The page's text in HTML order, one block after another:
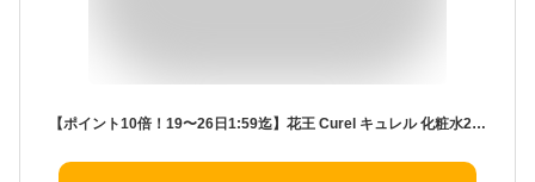
【ポイント10倍！19〜26日1:59迄】花王 Curel キュレル 化粧水2（しっとり）150ml（医薬部外品） | 乾燥肌用化粧水 低刺激化粧水 セラミド配合化粧水 無香料化粧水 無着色化粧水 アルコールフリー化粧水 敏感肌用化粧水 エイジング